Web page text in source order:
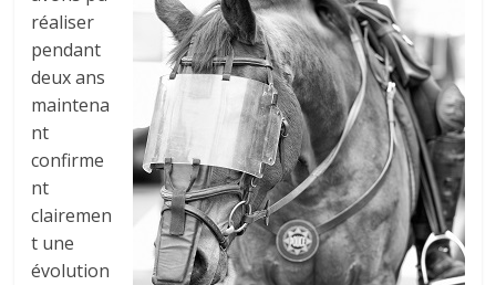
réaliser
pendant
deux ans
maintena
nt
confirme
nt
clairemen
t une
évolution